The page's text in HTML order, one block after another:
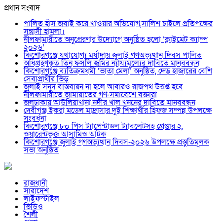
প্রধান সংবাদ
পালিত হাঁস জবাই করে খাওয়ার অভিযোগ,সালিশ চাইলে প্রতিপক্ষের
সন্ত্রাসী হামলা।
নীলফামারীতে অনুপ্রেরণার উদ্যোগে অনুষ্ঠিত হলো ‘ক্লাইমেট ক্যাম্প
২০২৬’
কিশোরগঞ্জে যথাযোগ্য মর্যাদায় জুলাই গণঅভ্যুত্থান দিবস পালিত
অধিগ্রহণকৃত তিন ফসলি জমির ন্যায্যমূল্যের দাবিতে মানববন্ধন
কিশোরগঞ্জে ব্যতিক্রমধর্মী ‘ভাতা মেলা’ অনুষ্ঠিত, দেড় হাজারের বেশি
সেবাপ্রার্থীর ভিড়
জুলাই সনদ বাস্তবায়ন না হলে আবারও রাজপথ উত্তপ্ত হবে
নীলফামারীতে জামায়াতের গণ-সমাবেশে বক্তারা
জলঢাকায় আউলিয়াখানা নদীর খাল খননের দাবিতে মানববন্ধন
দেবীগঞ্জ ইকরা মডেল মাদ্রাসার দুই শিক্ষার্থীর হিফজ সম্পন্ন উপলক্ষে
সংবর্ধনা
কিশোরগঞ্জে ৮০ পিস ট্যাপেন্টাডল ট্যাবলেটসহ গ্রেপ্তার ২,
ওয়ারেন্টভুক্ত আসামিও আটক
কিশোরগঞ্জে জুলাই গণঅভ্যুত্থান দিবস-২০২৬ উপলক্ষে প্রস্তুতিমূলক
সভা অনুষ্ঠিত
রাজধানী
সারাদেশ
লাইফস্টাইল
ভিডিও
শৈলী